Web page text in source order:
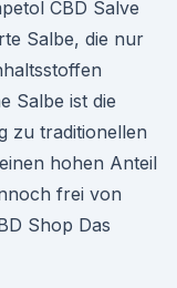
CBD Salve
Salbe, die nur
Salbe ist die
zu traditionellen
hohen Anteil
frei von
Shop Das